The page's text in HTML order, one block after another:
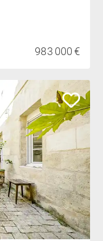
983 000 €